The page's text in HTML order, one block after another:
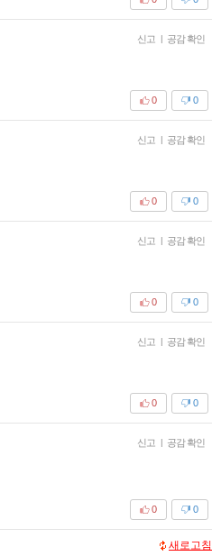
신고 | 공감 확인
0
0
신고 | 공감 확인
0
0
신고 | 공감 확인
0
0
신고 | 공감 확인
0
0
신고 | 공감 확인
0
0
새로고침